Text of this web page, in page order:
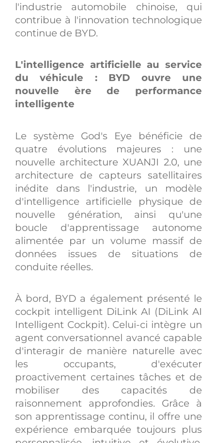
l'industrie automobile chinoise, qui
contribue à l'innovation technologique
continue de BYD.
L'intelligence artificielle au service
du véhicule : BYD ouvre une
nouvelle ère de performance
intelligente
Le système God's Eye bénéficie de
quatre évolutions majeures : une
nouvelle architecture XUANJI 2.0, une
architecture de capteurs satellitaires
inédite dans l'industrie, un modèle
d'intelligence artificielle physique de
nouvelle génération, ainsi qu'une
boucle d'apprentissage autonome
alimentée par un volume massif de
données issues de situations de
conduite réelles.
À bord, BYD a également présenté le
cockpit intelligent DiLink AI (DiLink AI
Intelligent Cockpit). Celui-ci intègre un
agent conversationnel avancé capable
d'interagir de manière naturelle avec
les occupants, d'exécuter
proactivement certaines tâches et de
mobiliser des capacités de
raisonnement approfondies. Grâce à
son apprentissage continu, il offre une
expérience embarquée toujours plus